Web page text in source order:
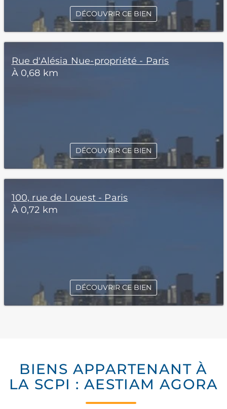
DÉCOUVRIR CE BIEN
Rue d'Alésia Nue-propriété - Paris
À 0,68 km
DÉCOUVRIR CE BIEN
100, rue de l ouest - Paris
À 0,72 km
DÉCOUVRIR CE BIEN
BIENS APPARTENANT À
LA SCPI : AESTIAM AGORA